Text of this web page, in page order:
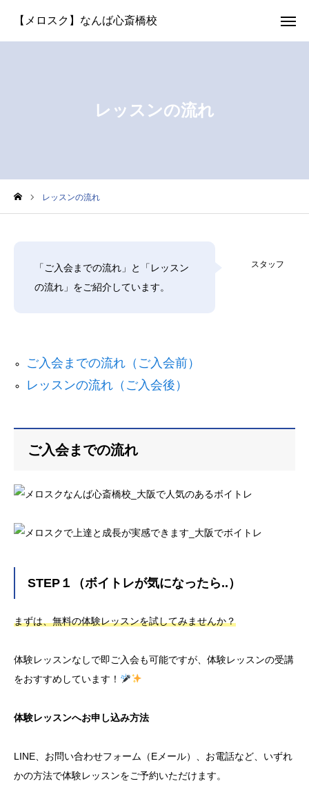
レッスンの流れ
レッスンの流れ
スタッフ
「ご入会までの流れ」と「レッスン
の流れ」をご紹介しています。
ご入会までの流れ（ご入会前）
レッスンの流れ（ご入会後）
ご入会までの流れ
STEP１（ボイトレが気になったら..）
まずは、無料の体験レッスンを試してみませんか？
体験レッスンなしで即ご入会も可能ですが、体験レッスンの受講
をおすすめしています！
体験レッスンへお申し込み方法
LINE、お問い合わせフォーム（Eメール）、お電話など、いずれ
かの方法で体験レッスンをご予約いただけます。
コースと料金
アクセス